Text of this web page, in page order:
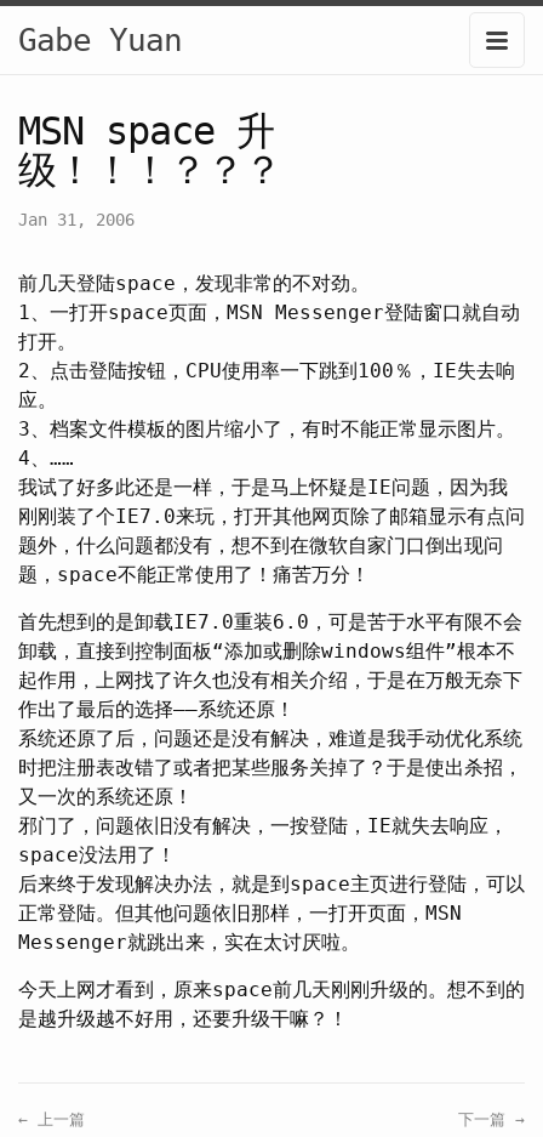
Gabe Yuan
MSN space 升
级！！！？？？
Jan 31, 2006
前几天登陆space，发现非常的不对劲。
1、一打开space页面，MSN Messenger登陆窗口就自动
打开。
2、点击登陆按钮，CPU使用率一下跳到100％，IE失去响
应。
3、档案文件模板的图片缩小了，有时不能正常显示图片。
4、……
我试了好多此还是一样，于是马上怀疑是IE问题，因为我
刚刚装了个IE7.0来玩，打开其他网页除了邮箱显示有点问
题外，什么问题都没有，想不到在微软自家门口倒出现问
题，space不能正常使用了！痛苦万分！
首先想到的是卸载IE7.0重装6.0，可是苦于水平有限不会
卸载，直接到控制面板“添加或删除windows组件”根本不
起作用，上网找了许久也没有相关介绍，于是在万般无奈下
作出了最后的选择——系统还原！
系统还原了后，问题还是没有解决，难道是我手动优化系统
时把注册表改错了或者把某些服务关掉了？于是使出杀招，
又一次的系统还原！
邪门了，问题依旧没有解决，一按登陆，IE就失去响应，
space没法用了！
后来终于发现解决办法，就是到space主页进行登陆，可以
正常登陆。但其他问题依旧那样，一打开页面，MSN
Messenger就跳出来，实在太讨厌啦。
今天上网才看到，原来space前几天刚刚升级的。想不到的
是越升级越不好用，还要升级干嘛？！
← 上一篇 下一篇 →